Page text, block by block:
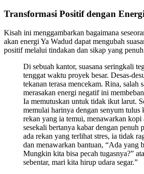
Transformasi Positif dengan
Kisah ini menggambarkan bagaimana
akan energi Ya Wadud dapat mengubah
positif melalui tindakan dan sikap yang
Di sebuah kantor, suasana seringkali
tenggat waktu proyek besar. Desas-
tekanan terasa mencekam. Rina, salah
merasakan energi negatif ini
Ia memutuskan untuk tidak ikut larut.
memulai harinya dengan senyum tulus
rekan yang ia temui, menawarkan kopi
sesekali bertanya kabar dengan penuh
ada rekan yang terlihat stres, ia tidak
dan menawarkan bantuan, “Ada yang
Mungkin kita bisa pecah tugasnya?”
sebentar, mari kita hirup udara segar.”